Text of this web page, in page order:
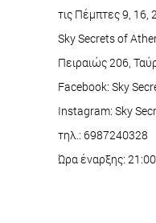
τις Πέμπτες 9, 16,
Sky Secrets of
Πειραιώς 206,
Facebook: Sky
Instagram: Sky
τηλ.: 6987240328
Ώρα έναρξης: 21:00